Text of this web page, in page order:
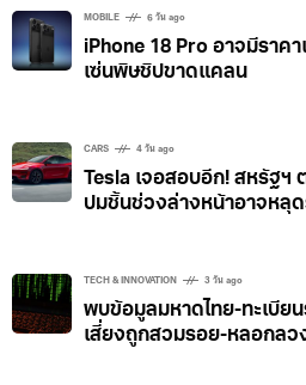
“การเปิดตัวซามาบนช่องทางอินส
วิสัยทัศน์ของเราในการผสมผสาน
เข้ากับนวัตกรรมทางเทคโนโลยี
ทางที่ทั้งตอบโจทย์ได้ตรงจุด น่าดึ
ประสบการณ์ที่มีความหมายได้อย่า
ถือเป็นก้าวสำคัญในการทำให้แบ
แท้จริง” ซามาได้รับการเปิดตัวครั้
MOBILE 6 วัน ago
iPhone 18 Pro อาจมีราค
เซ่นพิษชิปขาดแคลน
CARS 4 วัน ago
Tesla เจอสอบอีก! สหรัฐฯ
ปมชิ้นช่วงล่างหน้าอาจหลุด
TECH & INNOVATION 3 วัน ago
พบข้อมูลมหาดไทย-ทะเบีย
เสี่ยงถูกสวมรอย-หลอกลว